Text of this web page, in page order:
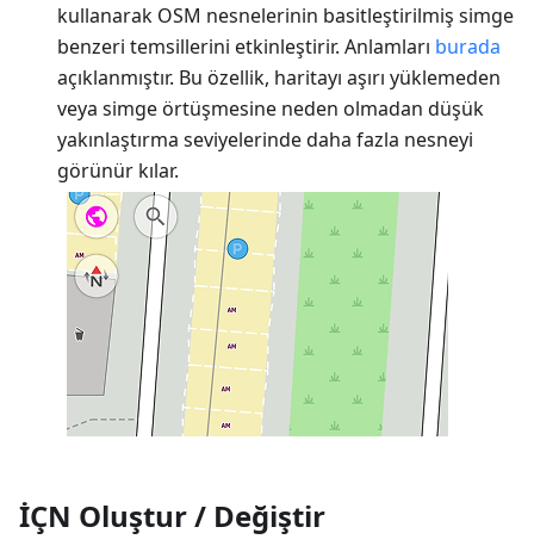
kullanarak OSM nesnelerinin basitleştirilmiş simge
benzeri temsillerini etkinleştirir. Anlamları burada
açıklanmıştır. Bu özellik, haritayı aşırı yüklemeden
veya simge örtüşmesine neden olmadan düşük
yakınlaştırma seviyelerinde daha fazla nesneyi
görünür kılar.
İÇN Oluştur / Değiştir